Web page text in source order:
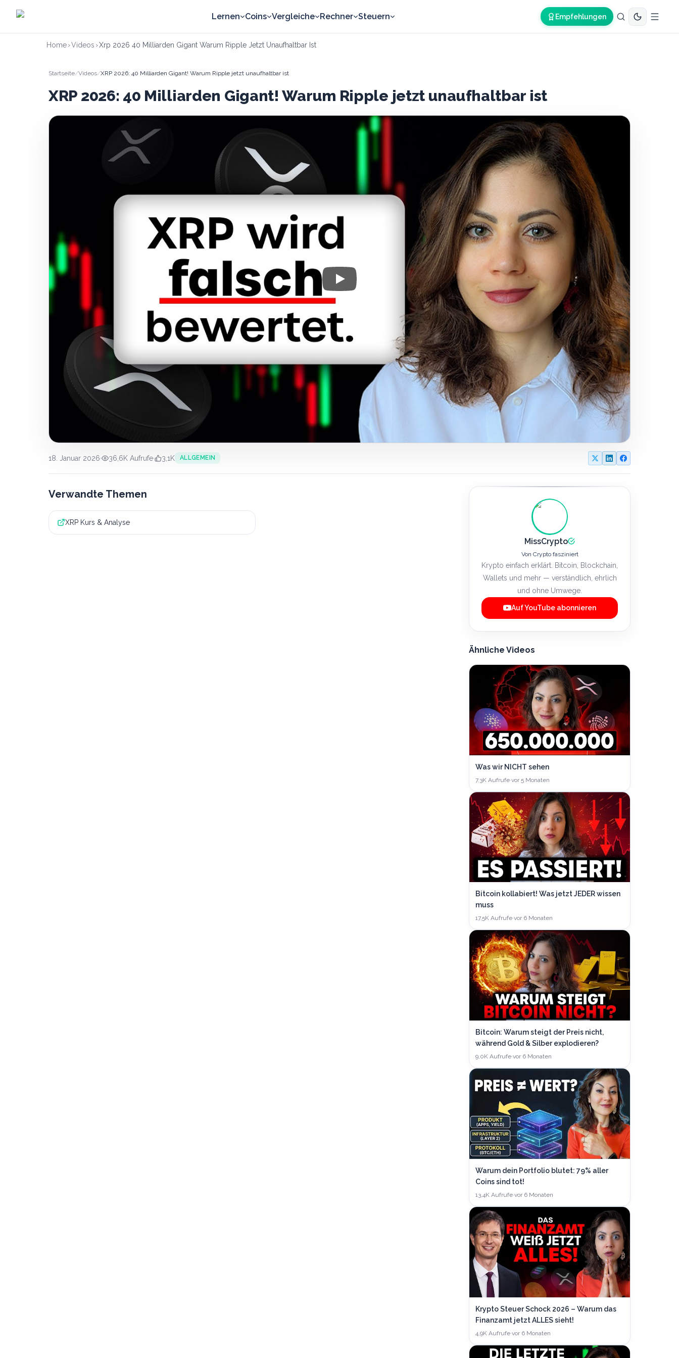
Lernen
Coins Vergleiche Rechner Steuern Empfehlungen
Home›Videos ›Xrp 2026 40 Milliarden Gigant Warum Ripple Jetzt Unaufhaltbar Ist
Startseite/Videos/XRP 2026: 40 Milliarden Gigant! Warum Ripple jetzt unaufhaltbar ist
XRP 2026: 40 Milliarden Gigant! Warum Ripple jetzt unaufhaltbar ist
18. Januar 2026· 36,6K Aufrufe· 3,1K ALLGEMEIN
Verwandte Themen
XRP Kurs & Analyse
MissCrypto
Von Crypto fasziniert
Krypto einfach erklärt. Bitcoin, Blockchain,
Wallets und mehr — verständlich, ehrlich
und ohne Umwege.
Auf YouTube abonnieren
Ähnliche Videos
Was wir NICHT sehen
7,3K Aufrufe·vor 5 Monaten
Bitcoin kollabiert! Was jetzt JEDER wissen
muss
17,5K Aufrufe·vor 6 Monaten
Bitcoin: Warum steigt der Preis nicht,
während Gold & Silber explodieren?
9,0K Aufrufe·vor 6 Monaten
Warum dein Portfolio blutet: 79% aller
Coins sind tot!
13,4K Aufrufe·vor 6 Monaten
Krypto Steuer Schock 2026 – Warum das
Finanzamt jetzt ALLES sieht!
4,9K Aufrufe·vor 6 Monaten